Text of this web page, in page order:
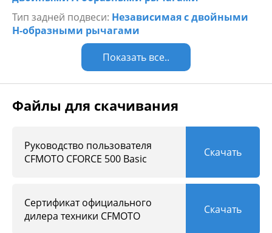
Колеса 25”, литые диски, универсальный рисунок
протектора
Аккумулятор повышенной емкости (30 Ач)
Тип задней подвеси: Независимая с двойными
Н-образными рычагами
Показать все..
Файлы для скачивания
Руководство пользователя
CFMOTO CFORCE 500 Basic
Скачать
Сертификат официального
дилера техники CFMOTO
Скачать